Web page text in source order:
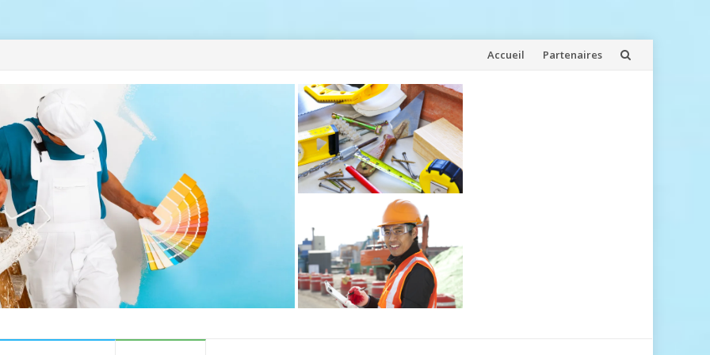
Aller
Accueil Partenaires